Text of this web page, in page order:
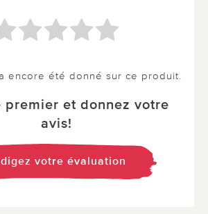
encore été donné sur ce produit.
premier et donnez votre
avis!
votre évaluation